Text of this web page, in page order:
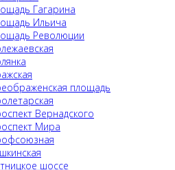
Гагарина
Ильича
Революции
площадь
Вернадского
Мира
шоссе